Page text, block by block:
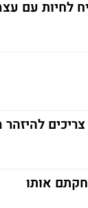
לחיות עם
אותו